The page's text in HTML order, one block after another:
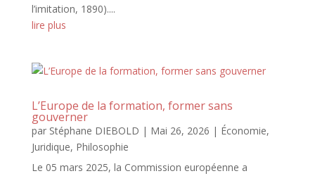
l’imitation, 1890)....
lire plus
L’Europe de la formation, former sans
gouverner
par Stéphane DIEBOLD | Mai 26, 2026 | Économie,
Juridique, Philosophie
Le 05 mars 2025, la Commission européenne a